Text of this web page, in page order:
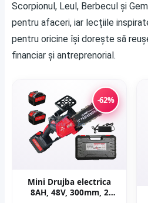
Scorpionul, Leul, Berbecul și
pentru afaceri, iar lecțiile
pentru oricine își dorește să
financiar și antreprenorial.
-62%
Mini Drujba electrica
8AH, 48V, 300mm, 2